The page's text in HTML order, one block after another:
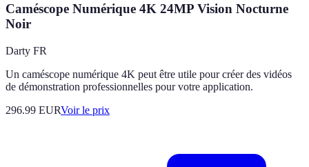
Caméscope Numérique 4K 24MP Vision Nocturne
Noir
Darty FR
Un caméscope numérique 4K peut être utile pour créer des vidéos
de démonstration professionnelles pour votre application.
296.99 EURVoir le prix